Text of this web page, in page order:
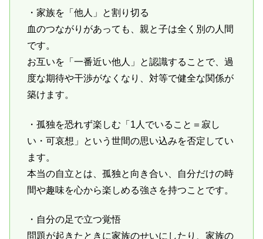
・家族を「他人」と割り切る
血のつながりがあっても、親と子は全く別の人間
です。
お互いを「一番近い他人」と認識することで、過
度な期待や干渉がなくなり、対等で健全な関係が
築けます。
・孤独を恐れず楽しむ「1人でいること＝寂し
い・可哀想」という世間の思い込みを否定してい
ます。
本当の自立とは、孤独と向き合い、自分だけの時
間や趣味を心から楽しめる強さを持つことです。
・自分の足で立つ覚悟
問題が起きたときに家族のせいにしたり、家族の